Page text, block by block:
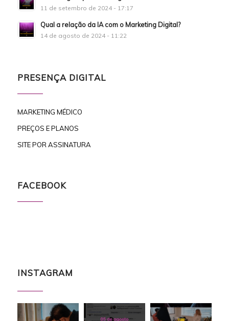
11 de setembro de 2024 - 17:17
Qual a relação da IA com o Marketing Digital?
14 de agosto de 2024 - 11:22
PRESENÇA DIGITAL
MARKETING MÉDICO
PREÇOS E PLANOS
SITE POR ASSINATURA
FACEBOOK
INSTAGRAM